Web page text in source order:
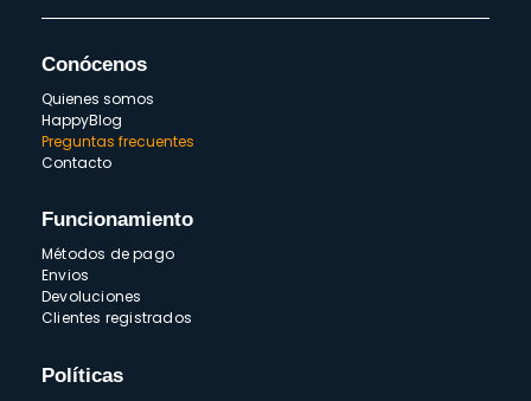
Conócenos
Quienes somos
HappyBlog
Preguntas frecuentes
Contacto
Funcionamiento
Métodos de pago
Envios
Devoluciones
Clientes registrados
Políticas